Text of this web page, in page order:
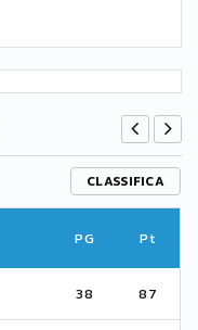
CLASSIFICA
PG Pt
38 87